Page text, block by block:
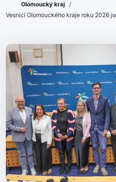
Olomoucký kraj /
Vesnicí Olomouckého kraje roku 2026